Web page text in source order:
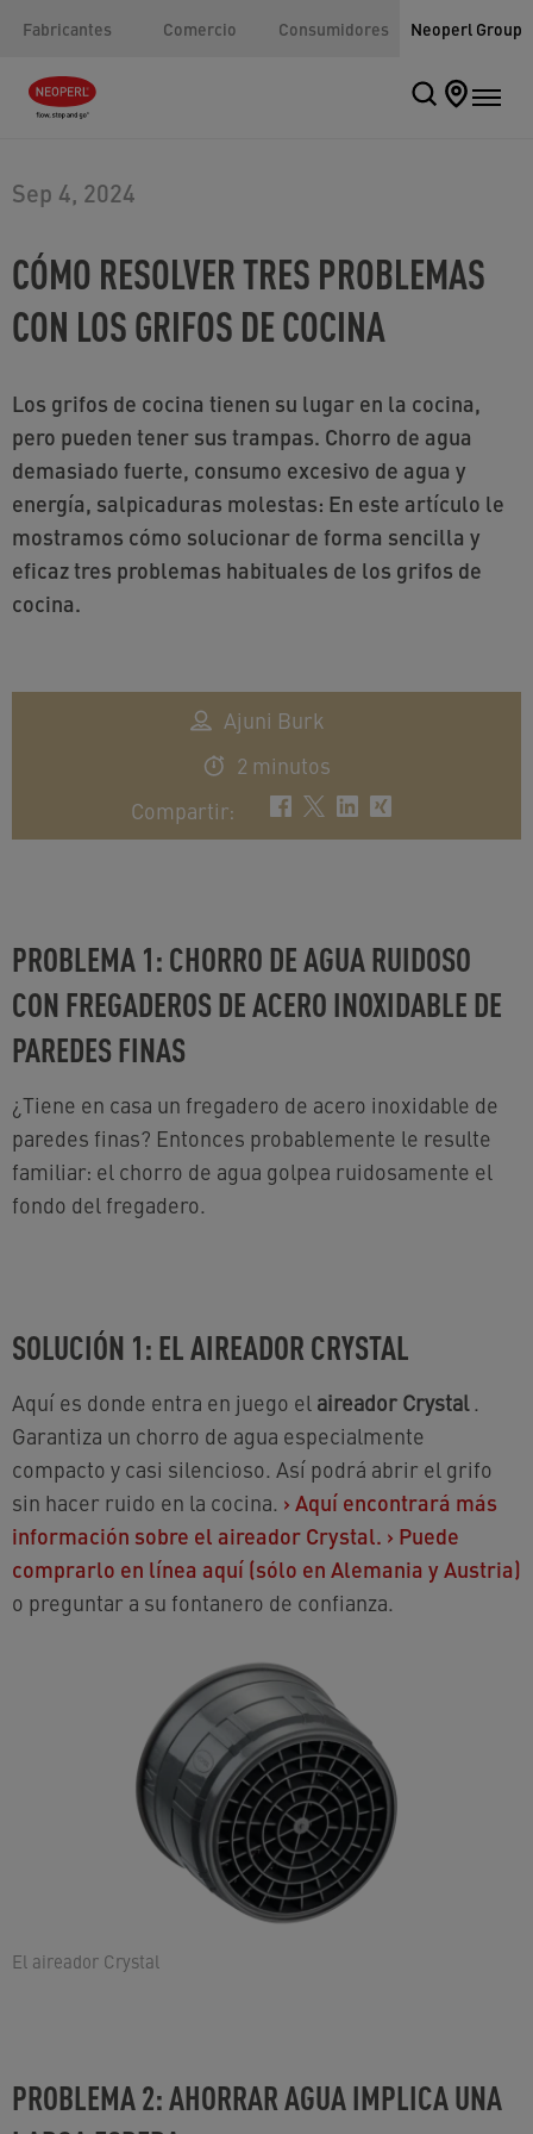
Fabricantes Comercio Consumidores Neoperl Group
Sep 4, 2024
CÓMO RESOLVER TRES PROBLEMAS
CON LOS GRIFOS DE COCINA
Los grifos de cocina tienen su lugar en la cocina,
pero pueden tener sus trampas. Chorro de agua
demasiado fuerte, consumo excesivo de agua y
energía, salpicaduras molestas: En este artículo le
mostramos cómo solucionar de forma sencilla y
eficaz tres problemas habituales de los grifos de
cocina.
Ajuni Burk
2 minutos
Compartir:
PROBLEMA 1: CHORRO DE AGUA RUIDOSO
CON FREGADEROS DE ACERO INOXIDABLE DE
PAREDES FINAS
¿Tiene en casa un fregadero de acero inoxidable de
paredes finas? Entonces probablemente le resulte
familiar: el chorro de agua golpea ruidosamente el
fondo del fregadero.
El aireador Crystal
SOLUCIÓN 1: EL AIREADOR CRYSTAL
Aquí es donde entra en juego el aireador Crystal.
Garantiza un chorro de agua especialmente
compacto y casi silencioso. Así podrá abrir el grifo
sin hacer ruido en la cocina. › Aquí encontrará más
información sobre el aireador Crystal. › Puede
comprarlo en línea aquí (sólo en Alemania y Austria)
o preguntar a su fontanero de confianza.
PROBLEMA 2: AHORRAR AGUA IMPLICA UNA